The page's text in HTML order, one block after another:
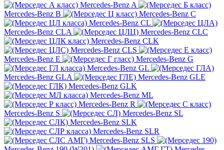
Mercedes-Benz A
Mercedes-Benz B
Mercedes-Benz C
Mercedes-Benz CL
Mercedes-Benz CLA
Mercedes-Benz CLC
Mercedes-Benz CLK
Mercedes-Benz CLS
Mercedes-Benz E
Mercedes-Benz G
Mercedes-Benz GL
Mercedes-Benz GLA
Mercedes-Benz GLE
Mercedes-Benz GLK
Mercedes-Benz ML
Mercedes-Benz R
Mercedes-Benz S
Mercedes-Benz SL
Mercedes-Benz SLK
Mercedes-Benz SLR
Mercedes-Benz SLS